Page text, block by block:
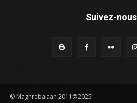
Suivez-nous
© Maghrebalaan 2011@2025